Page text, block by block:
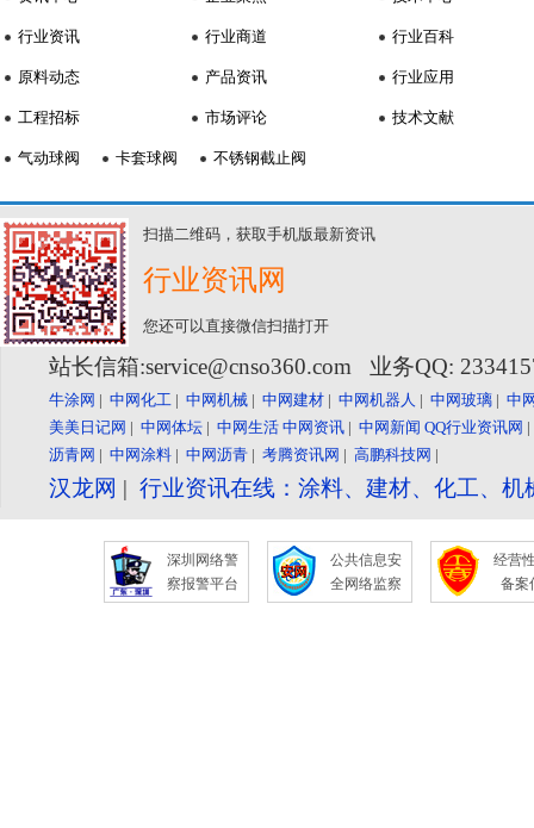
行业资讯
原料动态
工程招标
行业商道
产品资讯
市场评论
行业百科
行业应用
技术文献
气动球阀 卡套球阀 不锈钢截止阀
扫描二维码，获取手机版最新资讯
行业资讯网
您还可以直接微信扫描打开
站长信箱:service@cnso360.com 业务QQ:
牛涂网 | 中网化工 | 中网机械 | 中网建材 | 中网机器人 | 中网玻璃 | 中
美美日记网 | 中网体坛 | 中网生活 中网资讯 | 中网新闻 QQ行业资讯网
沥青网 | 中网涂料 | 中网沥青 | 考腾资讯网 | 高鹏科技网 |
汉龙网 | 行业资讯在线：涂料、建材、化工、
深圳网络警
察报警平台
公共信息安
全网络监察
经营
备案